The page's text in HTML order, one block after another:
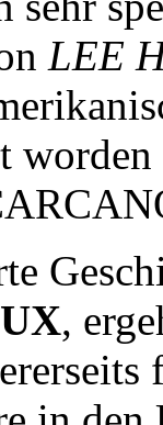
LEE
worden
,